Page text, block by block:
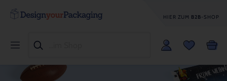
HIER ZUM B2B-SHOP